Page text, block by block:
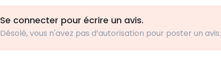
Se connecter pour écrire un avis.
Désolé, vous n'avez pas d’autorisation pour poster un avis.